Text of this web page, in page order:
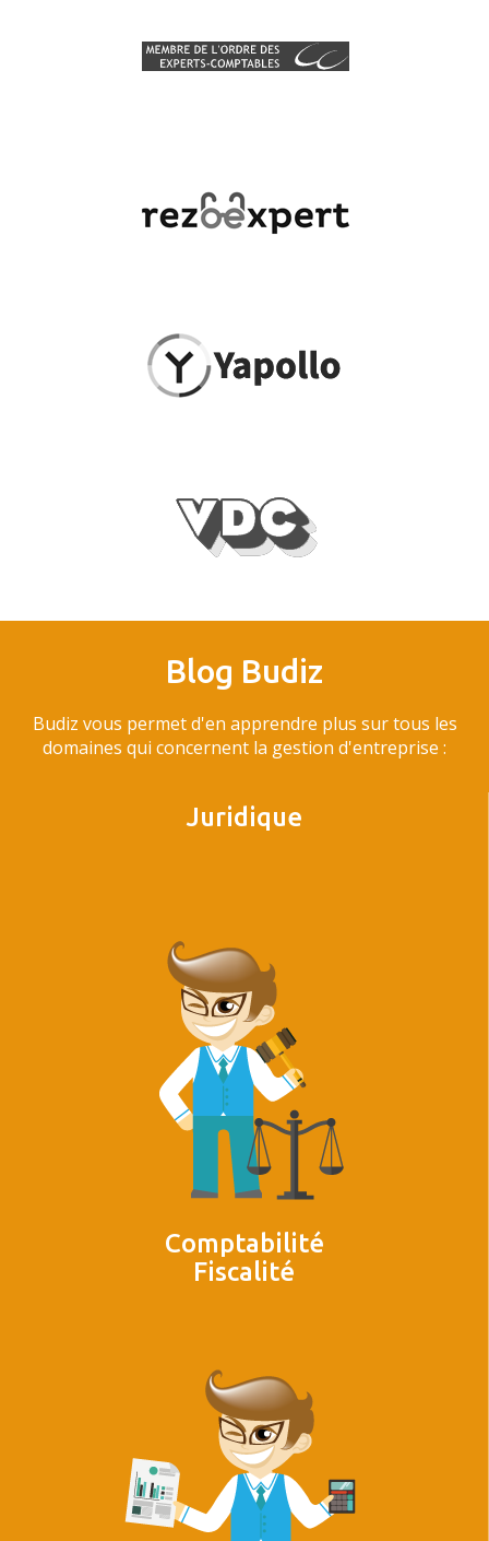
Blog Budiz
Budiz vous permet d'en apprendre plus sur tous les
domaines qui concernent la gestion d'entreprise :
Juridique
Comptabilité
Fiscalité